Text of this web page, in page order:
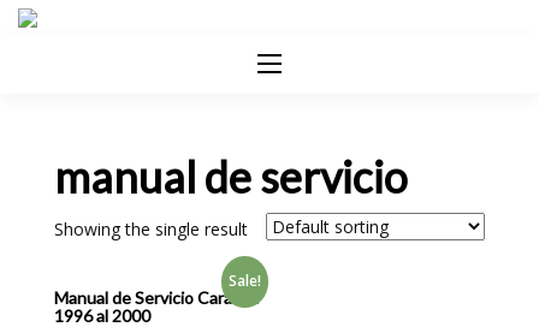
manual de servicio
Showing the single result
Sale!
Manual de Servicio Caravan
1996 al 2000